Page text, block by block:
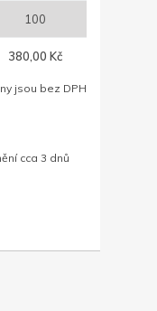
100
380,00 Kč
jsou bez DPH
cca 3 dnů